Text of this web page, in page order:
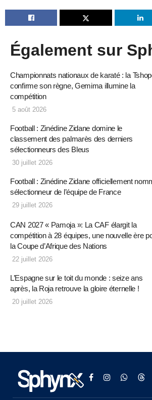
Également sur
Championnats nationaux de karaté : la
confirme son règne, Gemima illumine la
compétition
5 août 2026
Football : Zinédine Zidane domine le
classement des palmarès des derniers
sélectionneurs des Bleus
30 juillet 2026
Football : Zinédine Zidane officiellement
sélectionneur de l’équipe de France
29 juillet 2026
CAN 2027 « Pamoja »: La CAF élargit la
compétition à 28 équipes, une nouvelle ère
la Coupe d’Afrique des Nations
22 juillet 2026
L’Espagne sur le toit du monde : seize ans
après, la Roja retrouve la gloire éternelle !
20 juillet 2026